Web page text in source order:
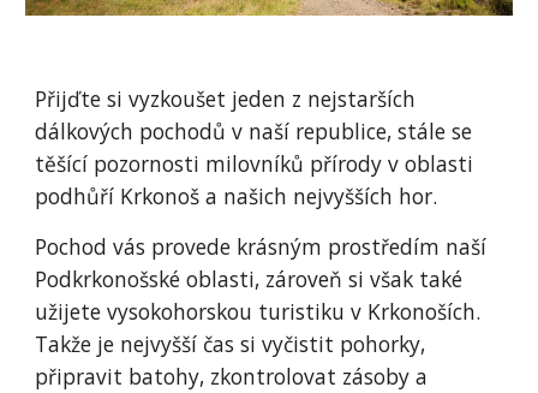
Přijďte si vyzkoušet jeden z nejstarších
dálkových pochodů v naší republice, stále se
těšící pozornosti milovníků přírody v oblasti
podhůří Krkonoš a našich nejvyšších hor.
Pochod vás provede krásným prostředím naší
Podkrkonošské oblasti, zároveň si však také
užijete vysokohorskou turistiku v Krkonoších.
Takže je nejvyšší čas si vyčistit pohorky,
připravit batohy, zkontrolovat zásoby a